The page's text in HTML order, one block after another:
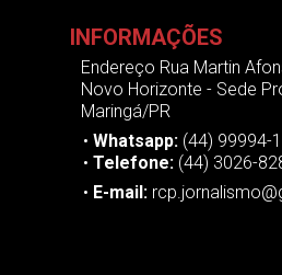
INFORMAÇÕES
Endereço Rua Martin
Novo Horizonte - Sede
Maringá/PR
• Whatsapp: (44) 99994-
• Telefone: (44) 3026-
• E-mail: